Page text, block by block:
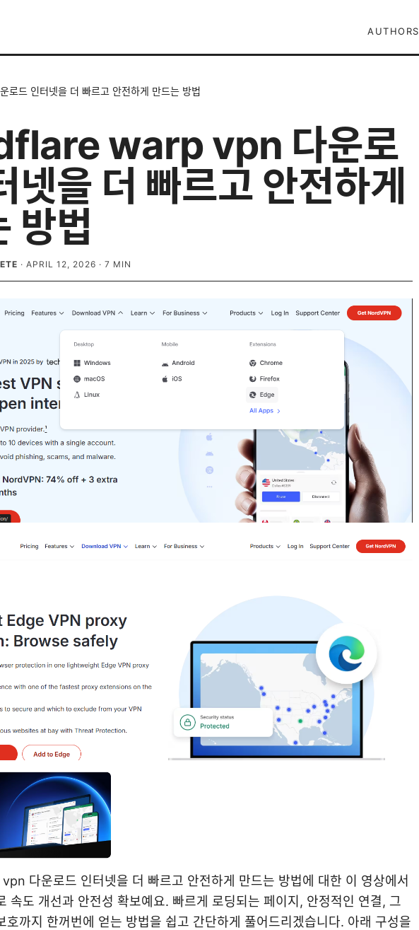
AUTHORS
드 인터넷을 더 빠르고 안전하게 만드는 방법
warp vpn 다운로
넷을 더 빠르고 안전하게
방법
· APRIL 12, 2026 · 7 MIN
다운로드 인터넷을 더 빠르고 안전하게 만드는 방법에 대한 이 영상에서
속도 개선과 안전성 확보예요. 빠르게 로딩되는 페이지, 안정적인 연결, 그
호까지 한꺼번에 얻는 방법을 쉽고 간단하게 풀어드리겠습니다. 아래 구성을